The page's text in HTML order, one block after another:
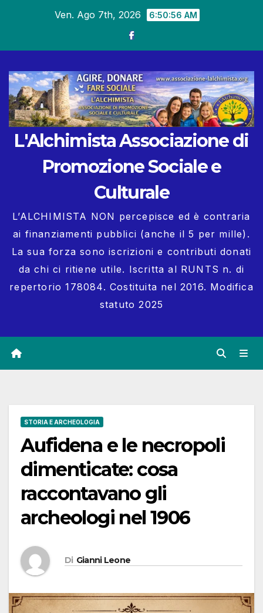
Ven. Ago 7th, 2026 6:50:57 AM
L'Alchimista Associazione di
Promozione Sociale e
Culturale
L’ALCHIMISTA NON percepisce ed è contraria
ai finanziamenti pubblici (anche il 5 per mille).
La sua forza sono iscrizioni e contributi donati
da chi ci ritiene utile. Iscritta al RUNTS n. di
repertorio 178084. Costituita nel 2016. Modifica
statuto 2025
STORIA E ARCHEOLOGIA
Aufidena e le necropoli
dimenticate: cosa
raccontavano gli
archeologi nel 1906
Di Gianni Leone